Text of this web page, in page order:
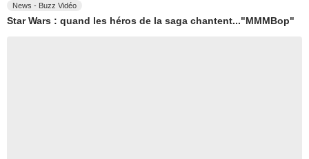
News - Buzz Vidéo
Star Wars : quand les héros de la saga chantent..."MMMBop"